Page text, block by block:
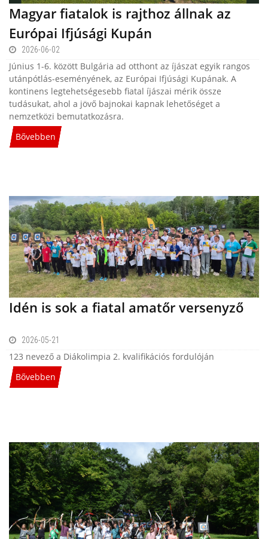
Magyar fiatalok is rajthoz állnak az
Európai Ifjúsági Kupán
2026-06-02
Június 1-6. között Bulgária ad otthont az íjászat egyik rangos
utánpótlás-eseményének, az Európai Ifjúsági Kupának. A
kontinens legtehetségesebb fiatal íjászai mérik össze
tudásukat, ahol a jövő bajnokai kapnak lehetőséget a
nemzetközi bemutatkozásra.
Bővebben
Idén is sok a fiatal amatőr versenyző
2026-05-21
123 nevező a Diákolimpia 2. kvalifikációs fordulóján
Bővebben